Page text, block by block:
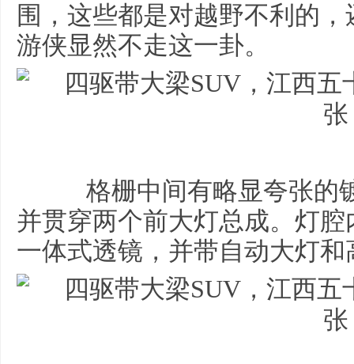
围，这些都是对越野不利的
游侠显然不走这一卦。
格栅中间有略显夸张的
并贯穿两个前大灯总成。灯
一体式透镜，并带自动大灯